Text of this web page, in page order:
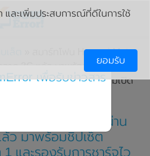
» สมาร์ทโฟน Huawei Mate
จาก 3C แล้ว มาพร้อมชิปเซ็ต
งรับการชาร์จไว 66W เตรียมเปิด
50 Series ได้ผ่าน
ว มาพร้อมชิปเซ็ต
และรองรับการชาร์จไว
ละเพิ่มประสบการณ์ที่ดีในการใช้
ยอมรับ
เพื่อรับข่าวสาร